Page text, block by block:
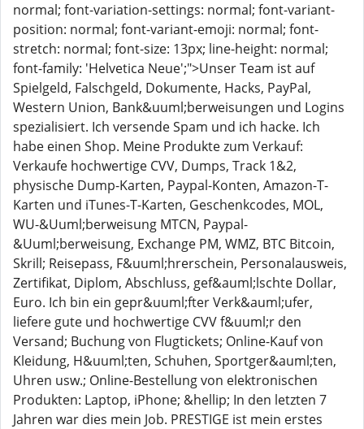
normal; font-variation-settings: normal; font-variant-
position: normal; font-variant-emoji: normal; font-
stretch: normal; font-size: 13px; line-height: normal;
font-family: 'Helvetica Neue';">Unser Team ist auf
Spielgeld, Falschgeld, Dokumente, Hacks, PayPal,
Western Union, Bank&uuml;berweisungen und Logins
spezialisiert. Ich versende Spam und ich hacke. Ich
habe einen Shop. Meine Produkte zum Verkauf:
Verkaufe hochwertige CVV, Dumps, Track 1&2,
physische Dump-Karten, Paypal-Konten, Amazon-T-
Karten und iTunes-T-Karten, Geschenkcodes, MOL,
WU-&Uuml;berweisung MTCN, Paypal-
&Uuml;berweisung, Exchange PM, WMZ, BTC Bitcoin,
Skrill; Reisepass, F&uuml;hrerschein, Personalausweis,
Zertifikat, Diplom, Abschluss, gef&auml;lschte Dollar,
Euro. Ich bin ein gepr&uuml;fter Verk&auml;ufer,
liefere gute und hochwertige CVV f&uuml;r den
Versand; Buchung von Flugtickets; Online-Kauf von
Kleidung, H&uuml;ten, Schuhen, Sportger&auml;ten,
Uhren usw.; Online-Bestellung von elektronischen
Produkten: Laptop, iPhone; &hellip; In den letzten 7
Jahren war dies mein Job. PRESTIGE ist mein erstes